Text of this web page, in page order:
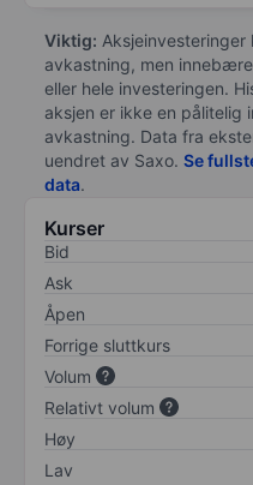
Viktig:
avkastning, men
eller hele investeringen.
aksjen er ikke en pålitelig
avkastning. Data fra
uendret av Saxo. Se
data.
Kurser
Bid
Ask
Åpen
Forrige sluttkurs
Volum
Relativt volum
Høy
Lav